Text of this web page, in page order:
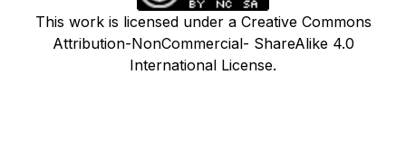
This work is licensed under a Creative Commons
Attribution-NonCommercial- ShareAlike 4.0
International License.